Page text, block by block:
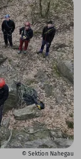
© Sektion Nahegau